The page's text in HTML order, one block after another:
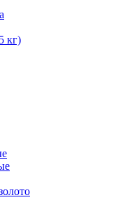
кг)